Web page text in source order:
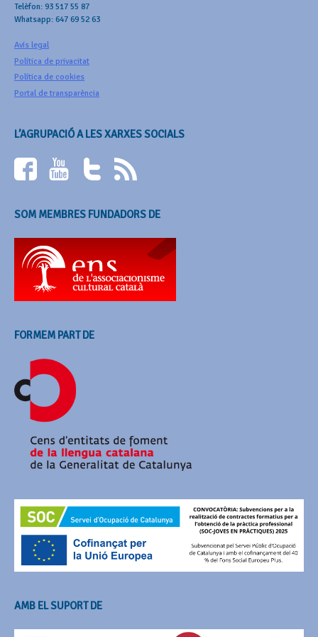
Telèfon: 93 517 55 87
Whatsapp: 647 69 52 63
Avís legal
Política de privacitat
Política de cookies
Portal de transparència
L’AGRUPACIÓ A LES XARXES SOCIALS
SOM MEMBRES FUNDADORS DE
FORMEM PART DE
AMB EL SUPORT DE